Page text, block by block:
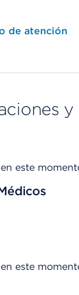
de atención
y
este
este